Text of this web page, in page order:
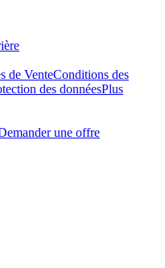
de VenteConditions des
des donnéesPlus
une offre